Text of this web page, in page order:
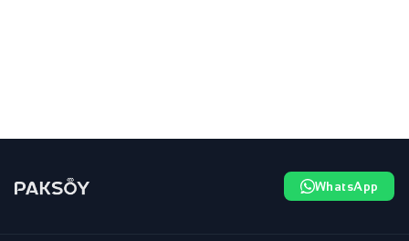
WhatsApp